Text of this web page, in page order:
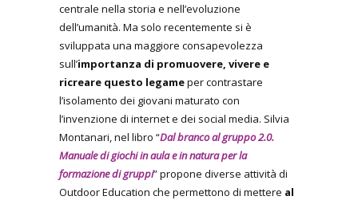
centrale nella storia e nell’evoluzione
dell’umanità. Ma solo recentemente si è
sviluppata una maggiore consapevolezza
sull’importanza di promuovere, vivere e
ricreare questo legameper contrastare
l’isolamento dei giovani maturato con
l’invenzione di internet e dei social media. Silvia
Montanari, nel libro “Dal branco al gruppo 2.0.
Manuale di giochi in aula e in natura per la
formazione di gruppi” propone diverse attività di
Outdoor Education che permettono di mettere al